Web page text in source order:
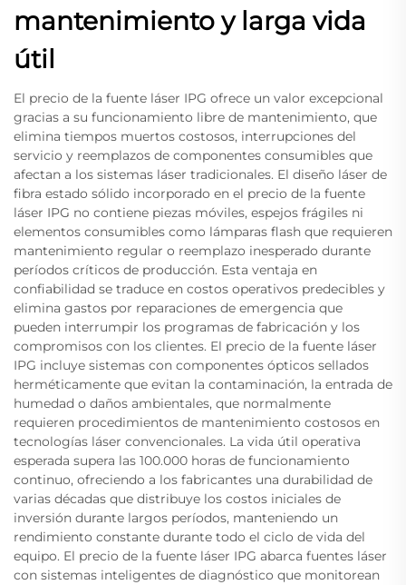
mantenimiento y larga vida
útil
El precio de la fuente láser IPG ofrece un valor excepcional
gracias a su funcionamiento libre de mantenimiento, que
elimina tiempos muertos costosos, interrupciones del
servicio y reemplazos de componentes consumibles que
afectan a los sistemas láser tradicionales. El diseño láser de
fibra estado sólido incorporado en el precio de la fuente
láser IPG no contiene piezas móviles, espejos frágiles ni
elementos consumibles como lámparas flash que requieren
mantenimiento regular o reemplazo inesperado durante
períodos críticos de producción. Esta ventaja en
confiabilidad se traduce en costos operativos predecibles y
elimina gastos por reparaciones de emergencia que
pueden interrumpir los programas de fabricación y los
compromisos con los clientes. El precio de la fuente láser
IPG incluye sistemas con componentes ópticos sellados
herméticamente que evitan la contaminación, la entrada de
humedad o daños ambientales, que normalmente
requieren procedimientos de mantenimiento costosos en
tecnologías láser convencionales. La vida útil operativa
esperada supera las 100.000 horas de funcionamiento
continuo, ofreciendo a los fabricantes una durabilidad de
varias décadas que distribuye los costos iniciales de
inversión durante largos períodos, manteniendo un
rendimiento constante durante todo el ciclo de vida del
equipo. El precio de la fuente láser IPG abarca fuentes láser
con sistemas inteligentes de diagnóstico que monitorean